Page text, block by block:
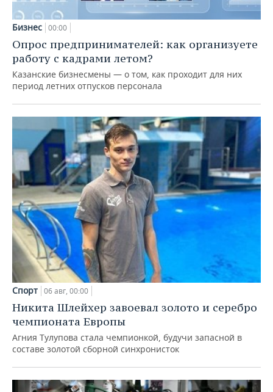
Бизнес 00:00
Опрос предпринимателей: как организуете
работу с кадрами летом?
Казанские бизнесмены — о том, как проходит для них
период летних отпусков персонала
Спорт 06 авг, 00:00
Никита Шлейхер завоевал золото и серебро
чемпионата Европы
Агния Тулупова стала чемпионкой, будучи запасной в
составе золотой сборной синхронисток